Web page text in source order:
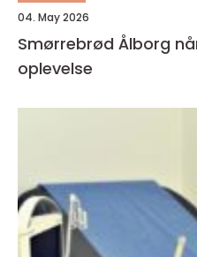
04. May 2026
Smørrebrød Ålborg når frokost bliver en
oplevelse